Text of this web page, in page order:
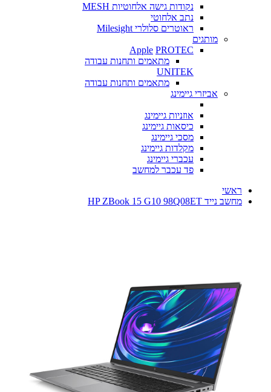
נקודות גישה אלחוטיות MESH
נתב אלחוטי
ראוטרים סלולרי Milesight
מותגים
Apple PROTEC
מתאמים ותחנות עבודה
UNITEK
מתאמים ותחנות עבודה
אביזרי גיימינג
אוזניות גיימינג
כיסאות גיימינג
מסכי גיימינג
מקלדות גיימינג
עכברי גיימינג
פד עכבר למחשב
ראשי
מחשב נייד HP ZBook 15 G10 98Q08ET